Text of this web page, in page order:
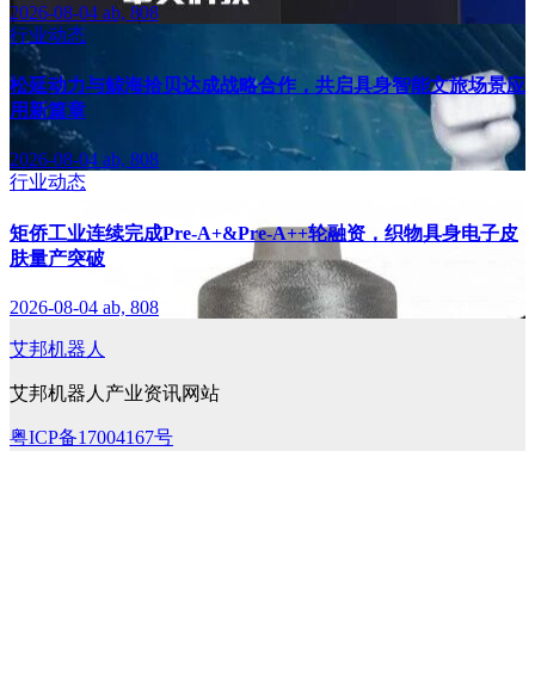
2026-08-04 ab, 808
行业动态
松延动力与鲸海拾贝达成战略合作，共启具身智能文旅场景应
用新篇章
2026-08-04 ab, 808
行业动态
矩侨工业连续完成Pre-A+&Pre-A++轮融资，织物具身电子皮
肤量产突破
2026-08-04 ab, 808
艾邦机器人
艾邦机器人产业资讯网站
粤ICP备17004167号